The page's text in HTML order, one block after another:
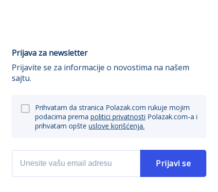
Prijava za newsletter
Prijavite se za informacije o novostima na našem
sajtu.
Prihvatam da stranica Polazak.com rukuje mojim
podacima prema politici privatnosti Polazak.com-a i
prihvatam opšte uslove korišćenja.
Prijavi se